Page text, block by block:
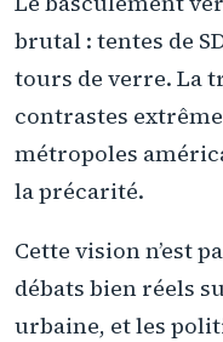
brutal : tentes de
tours de verre. La
contrastes
métropoles
la précarité.
Cette vision n’est
débats bien réels
urbaine, et les